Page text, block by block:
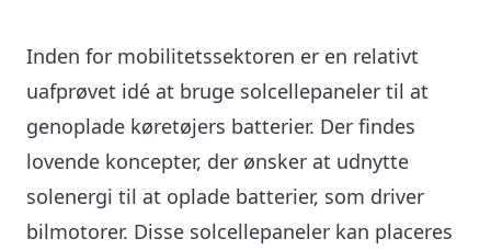
Inden for mobilitetssektoren er en relativt
uafprøvet idé at bruge solcellepaneler til at
genoplade køretøjers batterier. Der findes
lovende koncepter, der ønsker at udnytte
solenergi til at oplade batterier, som driver
bilmotorer. Disse solcellepaneler kan placeres